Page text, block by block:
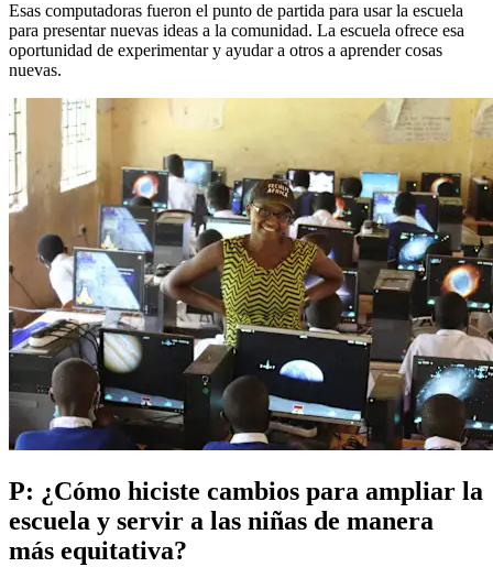
Esas computadoras fueron el punto de partida para usar la escuela
para presentar nuevas ideas a la comunidad. La escuela ofrece esa
oportunidad de experimentar y ayudar a otros a aprender cosas
nuevas.
P: ¿Cómo hiciste cambios para ampliar la
escuela y servir a las niñas de manera
más equitativa?